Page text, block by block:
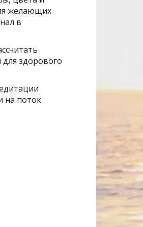
желающих
в
здорового
на поток